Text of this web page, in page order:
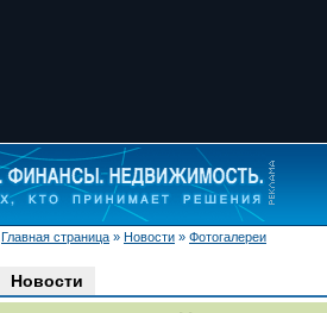
Главная страница » Новости » Фотогалереи
Новости